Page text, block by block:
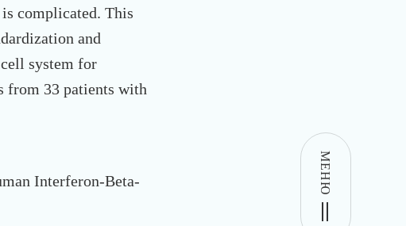
complicated. This
and
system for
from 33 patients with
Interferon-Beta-
МЕНЮ